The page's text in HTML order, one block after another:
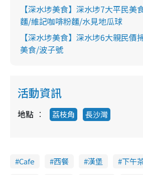
【深水埗美食】深水埗7大平民美
麵/維記咖啡粉麵/水見地瓜球
【深水埗美食】深水埗6大親民價
美食/波子號
活動資訊
地點 荔枝角 長沙灣
Cafe 西餐 漢堡 下午